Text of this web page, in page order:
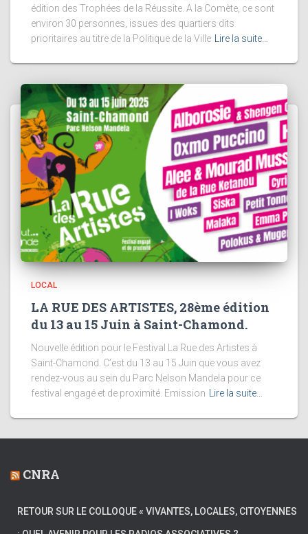
édition des Trophées de la Réussite. A la Comète, ce sont
environ 30 personnes, issues des quartiers dits
prioritaires au titre de la Politique de la Ville Lire la suite…
LOCAL
LA RUE DES ARTISTES, 28ème édition
du 13 au 15 Juin à Saint-Chamond.
Nouvelle édition pour le Festival La Rue des Artistes à
Saint-Chamond. C’est du 13 au 15 Juin que vous avez
rendez-vous au sein du Parc Nelson Mandela pour ce
festival engagé et de proximité. Emission
Lire la suite…
CNRA
RETOUR SUR LE COLLOQUE « VIVANTES, LOCALES, CITOYENNES